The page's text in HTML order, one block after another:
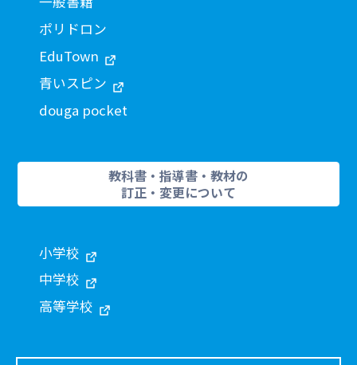
ポリドロン
EduTown
青いスピン
douga pocket
教科書・指導書・教材の
訂正・変更について
小学校
中学校
高等学校